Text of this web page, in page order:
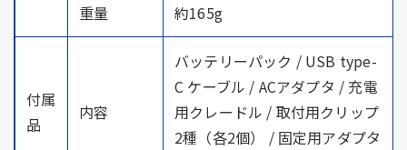
重量 約165g
付属
品
内容
バッテリーパック / USB type-
C ケーブル / ACアダプタ / 充電
用クレードル / 取付用クリップ
2種（各2個） / 固定用アダプタ